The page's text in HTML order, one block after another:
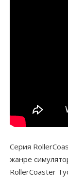
Серия
жанре
RollerCoaster